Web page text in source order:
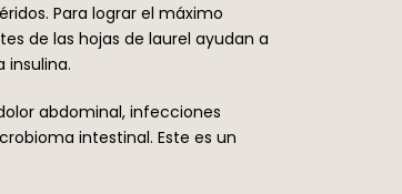
Para lograr el máximo
de las hojas de laurel ayudan a
insulina.
abdominal, infecciones
intestinal. Este es un